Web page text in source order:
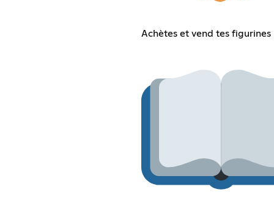
Achètes et vend tes figurines